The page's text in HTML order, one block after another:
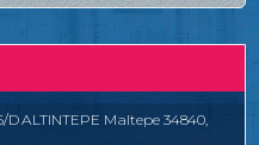
D ALTINTEPE Maltepe 34840,